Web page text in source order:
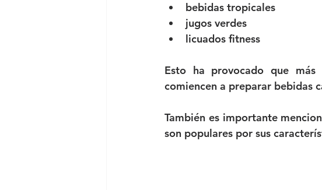
bebidas tropicales
jugos verdes
licuados fitness
Esto ha provocado que más
comiencen a preparar bebidas
También es importante
son populares por sus